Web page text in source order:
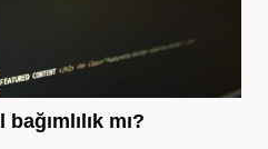
mı?